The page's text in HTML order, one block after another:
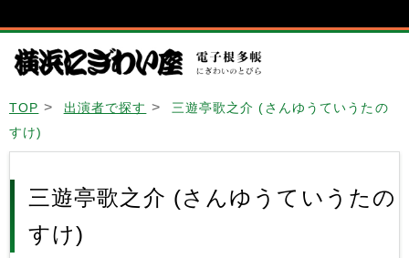
TOP 出演者で探す
三遊亭歌之介 (さんゆうていうたの
すけ)
三遊亭歌之介 (さんゆうていうたの
すけ)